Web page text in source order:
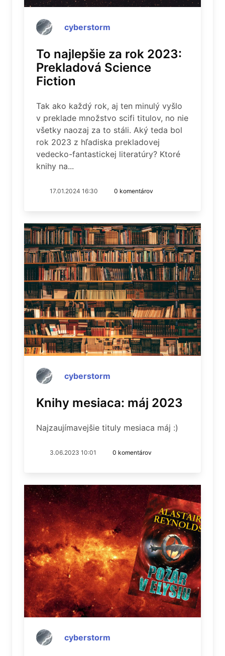
cyberstorm
To najlepšie za rok 2023:
Prekladová Science
Fiction
Tak ako každý rok, aj ten minulý vyšlo
v preklade množstvo scifi titulov, no nie
všetky naozaj za to stáli. Aký teda bol
rok 2023 z hľadiska prekladovej
vedecko-fantastickej literatúry? Ktoré
knihy na...
17.01.2024 16:30 0 komentárov
cyberstorm
Knihy mesiaca: máj 2023
Najzaujímavejšie tituly mesiaca máj :)
3.06.2023 10:01 0 komentárov
cyberstorm